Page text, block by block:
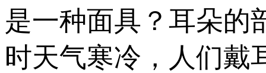
是一种面具？耳朵的
时天气寒冷，人们戴